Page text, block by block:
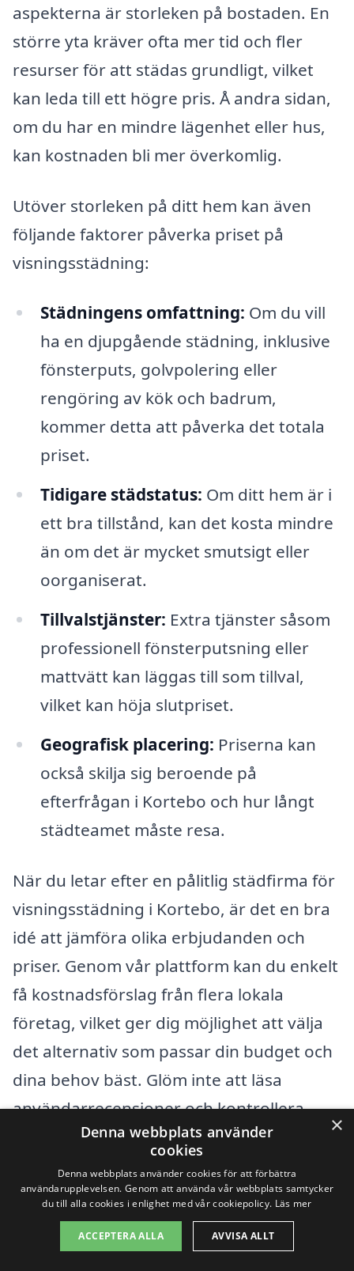
aspekterna är storleken på bostaden. En
större yta kräver ofta mer tid och fler
resurser för att städas grundligt, vilket
kan leda till ett högre pris. Å andra sidan,
om du har en mindre lägenhet eller hus,
kan kostnaden bli mer överkomlig.
Utöver storleken på ditt hem kan även
följande faktorer påverka priset på
visningsstädning:
Städningens omfattning: Om du vill
ha en djupgående städning, inklusive
fönsterputs, golvpolering eller
rengöring av kök och badrum,
kommer detta att påverka det totala
priset.
Tidigare städstatus: Om ditt hem är i
ett bra tillstånd, kan det kosta mindre
än om det är mycket smutsigt eller
oorganiserat.
Tillvalstjänster: Extra tjänster såsom
professionell fönsterputsning eller
mattvätt kan läggas till som tillval,
vilket kan höja slutpriset.
Geografisk placering: Priserna kan
också skilja sig beroende på
efterfrågan i Kortebo och hur långt
städteamet måste resa.
När du letar efter en pålitlig städfirma för
visningsstädning i Kortebo, är det en bra
idé att jämföra olika erbjudanden och
priser. Genom vår plattform kan du enkelt
få kostnadsförslag från flera lokala
företag, vilket ger dig möjlighet att välja
det alternativ som passar din budget och
dina behov bäst. Glöm inte att läsa
användarrecensioner och kontrollera
företagets rykte för att säkerställa att du
får en kvalitativ tjänst. Att investera i
professionell visningsstädning är en viktig
aspekt av försäljningsprocessen och kan
göra stor skillnad för hur potentiella
×
Denna webbplats använder
cookies
Denna webbplats använder cookies för att förbättra
användarupplevelsen. Genom att använda vår webbplats samtycker
du till alla cookies i enlighet med vår cookiepolicy. Läs mer
ACCEPTERA ALLA AVVISA ALLT